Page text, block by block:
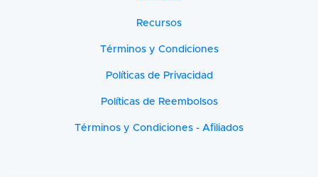
Recursos
Términos y Condiciones
Políticas de Privacidad
Políticas de Reembolsos
Términos y Condiciones - Afiliados